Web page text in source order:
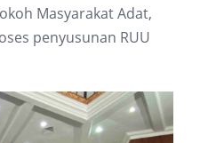
Masyarakat Adat,
penyusunan RUU